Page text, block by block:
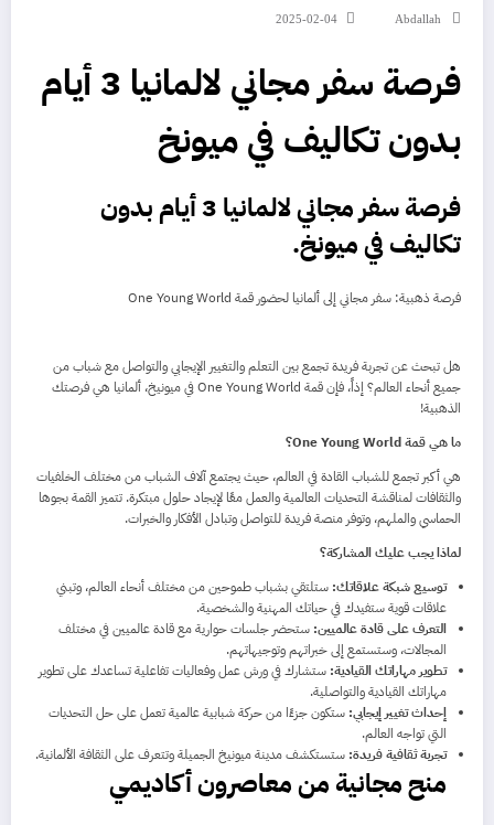
Abdallah
2025-02-04
فرصة سفر مجاني لالمانيا 3 أيام
بدون تكاليف في ميونخ
فرصة سفر مجاني لالمانيا 3 أيام بدون
تكاليف في ميونخ.
فرصة ذهبية: سفر مجاني إلى ألمانيا لحضور قمة One Young World
هل تبحث عن تجربة فريدة تجمع بين التعلم والتغيير الإيجابي والتواصل مع شباب من
جميع أنحاء العالم؟ إذاً، فإن قمة One Young World في ميونيخ، ألمانيا هي فرصتك
الذهبية!
ما هي قمة One Young World؟
هي أكبر تجمع للشباب القادة في العالم، حيث يجتمع آلاف الشباب من مختلف الخلفيات
والثقافات لمناقشة التحديات العالمية والعمل معًا لإيجاد حلول مبتكرة. تتميز القمة بجوها
الحماسي والملهم، وتوفر منصة فريدة للتواصل وتبادل الأفكار والخبرات.
لماذا يجب عليك المشاركة؟
توسيع شبكة علاقاتك: ستلتقي بشباب طموحين من مختلف أنحاء العالم، وتبني
علاقات قوية ستفيدك في حياتك المهنية والشخصية.
التعرف على قادة عالميين: ستحضر جلسات حوارية مع قادة عالميين في مختلف
المجالات، وستستمع إلى خبراتهم وتوجيهاتهم.
تطوير مهاراتك القيادية: ستشارك في ورش عمل وفعاليات تفاعلية تساعدك على تطوير
مهاراتك القيادية والتواصلية.
إحداث تغيير إيجابي: ستكون جزءًا من حركة شبابية عالمية تعمل على حل التحديات
التي تواجه العالم.
تجربة ثقافية فريدة: ستستكشف مدينة ميونيخ الجميلة وتتعرف على الثقافة الألمانية.
منح مجانية من معاصرون أكاديمي